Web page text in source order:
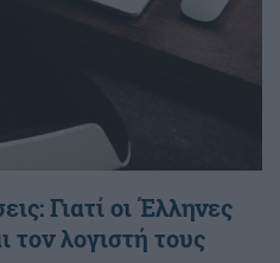
Γιατί οι Έλληνες
τον λογιστή τους